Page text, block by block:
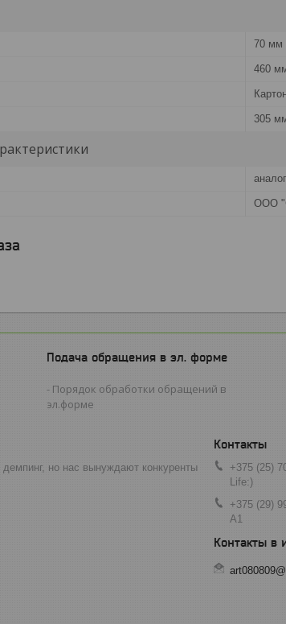
70 мм
460
305
ООО
Подача обращения в эл. форме
Порядок обработки обращений в
эл.форме
но нас вынуждают конкуренты
+375 (25)
Life:)
+375 (29)
A1